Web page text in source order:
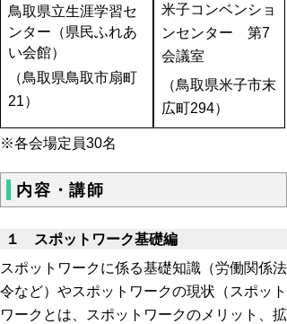
鳥取県立生涯学習セ
ンター（県民ふれあ
い会館）
（鳥取県鳥取市扇町
21）
米子コンベンショ
ンセンター 第7
会議室
（鳥取県米子市末
広町294）
※各会場定員30名
内容・講師
１ スポットワーク基礎編
スポットワークに係る基礎知識（労働関係法
令など）やスポットワークの現状（スポット
ワークとは、スポットワークのメリット、拡